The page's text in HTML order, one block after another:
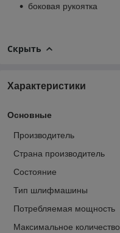
боковая рукоятка
Скрыть
Характеристики
Основные
Производитель
Страна производитель
Состояние
Тип шлифмашины
Потребляемая мощность
Максимальное количество